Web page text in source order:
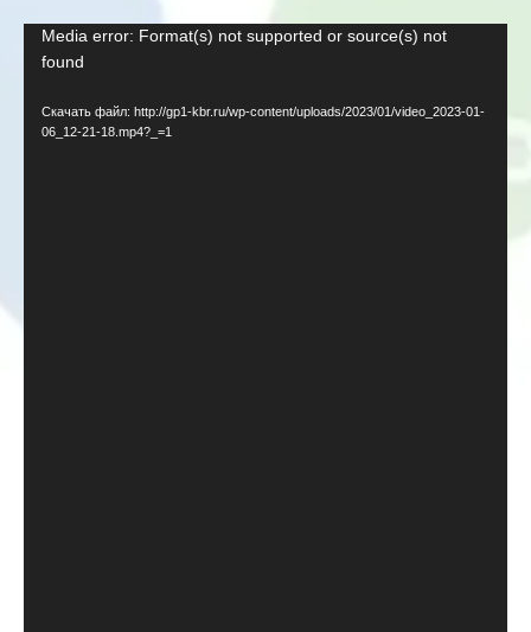
Видеоплеер
Media error: Format(s) not supported or source(s) not
found
Скачать файл: http://gp1-kbr.ru/wp-content/uploads/2023/01/video_2023-01-
06_12-21-18.mp4?_=1